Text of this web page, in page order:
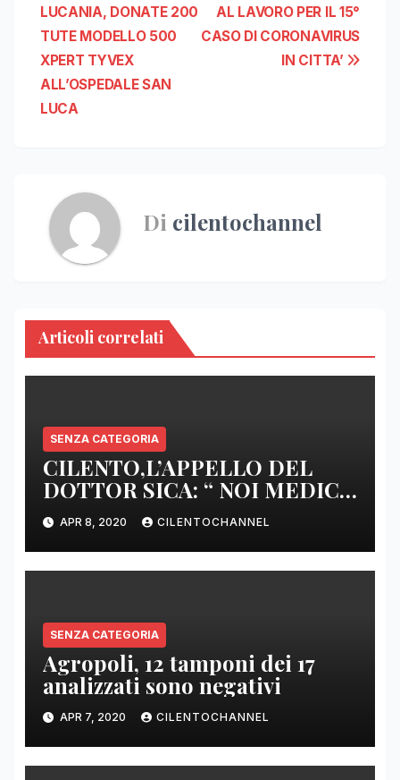
articoli
AL LAVORO PER IL 15°
CASO DI CORONAVIRUS
IN CITTA’
LUCANIA, DONATE 200
TUTE MODELLO 500
XPERT TYVEX
ALL’OSPEDALE SAN
LUCA
Di cilentochannel
Articoli correlati
SENZA CATEGORIA
CILENTO,L’APPELLO DEL
DOTTOR SICA: “ NOI MEDICI
DI BASE SIAMO SENZA ARMI
E SENZA PRESIDI”
APR 8, 2020 CILENTOCHANNEL
SENZA CATEGORIA
Agropoli, 12 tamponi dei 17
analizzati sono negativi
APR 7, 2020 CILENTOCHANNEL